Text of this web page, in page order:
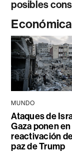
posibles
MUNDO
Ataques de
Gaza ponen
reactivación
paz de Trump